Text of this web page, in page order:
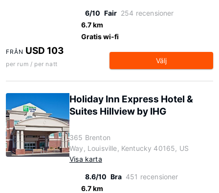
6/10 Fair 254 recensioner
6.7 km
Gratis wi-fi
FRÅN USD 103
per rum / per natt Välj
Holiday Inn Express Hotel &
Suites Hillview by IHG
365 Brenton
Way, Louisville, Kentucky 40165, US
Visa karta
8.6/10 Bra 451 recensioner
6.7 km